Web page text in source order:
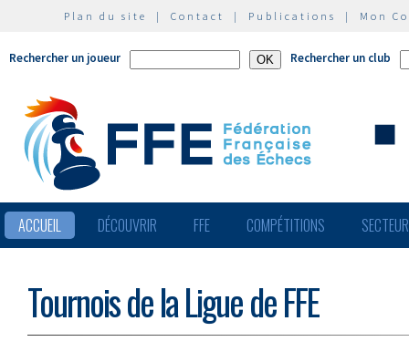
Plan du site | Contact | Publications | Mon
Rechercher un joueur Rechercher un club
ACCUEIL DÉCOUVRIR FFE COMPÉTITIONS
Tournois de la Ligue de FFE